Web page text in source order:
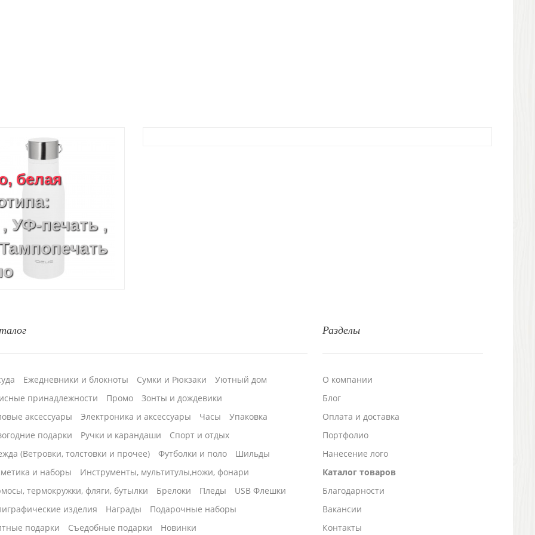
белая
УФ-печать ,
Разделы
О компании
Блог
Оплата и доставка
Портфолио
Нанесение лого
Каталог товаров
Благодарности
Вакансии
Контакты
Ежедневники и блокноты Сумки и Рюкзаки
Уютный дом
принадлежности
Промо
Зонты и дождевики
аксессуары
Электроника и аксессуары Часы
Упаковка
подарки
Ручки и карандаши
Спорт и отдых
(Ветровки, толстовки и прочее)
Футболки и поло
Шильды
и наборы
Инструменты, мультитулы,ножи, фонари
термокружки, фляги, бутылки
Брелоки Пледы
USB Флешки
изделия
Награды
Подарочные наборы
подарки
Cъедобные подарки Новинки